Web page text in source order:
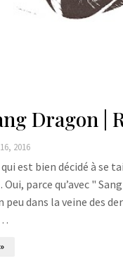
Dragon |
2016
est bien décidé à se
parce qu’avec "
dans la veine des